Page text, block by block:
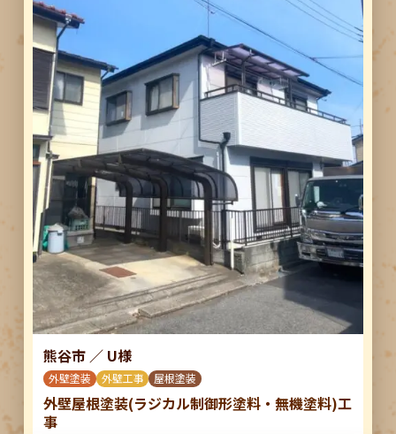
熊谷市 ／ U様
外壁塗装 外壁工事 屋根塗装
外壁屋根塗装(ラジカル制御形塗料・無機塗料)工
事